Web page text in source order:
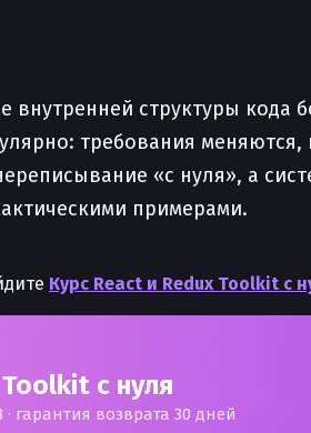
внутренней структуры кода
требования
«с нуля», а
примерами.
Курс React и Redux Toolkit с
с нуля
· гарантия возврата 30 дней